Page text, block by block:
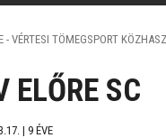
- VÉRTESI TÖMEGSPORT
ELŐRE SC
| 9 ÉVE